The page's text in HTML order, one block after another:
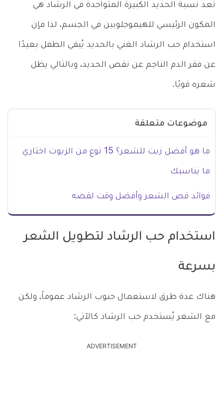
تعد نسبة الحديد الكبيرة المتواجدة في الرشاد هي
المكون الرئيسي للهيموجلوبين في الجسم، لذا فإن
استخدام حب الرشاد الغني بالحديد يُبقي الطفل بعيدًا
عن فقر الدم الناجم عن نقص الحديد، وبالتالي يظل
شعره قويًا.
موضوعات متعلقة
ما هو أفضل زيت للشعر؟ 15 نوع من الزيوت اختاري
ما يناسبك
فوائد قص الشعر وأفضل وقت لقصه
استخدام حب الرشاد لتطويل الشعر
بسرعة
هناك عدة طرق لاستعمال حبوب الرشاد عموماً، ولكن
مع الشعر يُستخدم حب الرشاد كالآتي:
ADVERTISEMENT